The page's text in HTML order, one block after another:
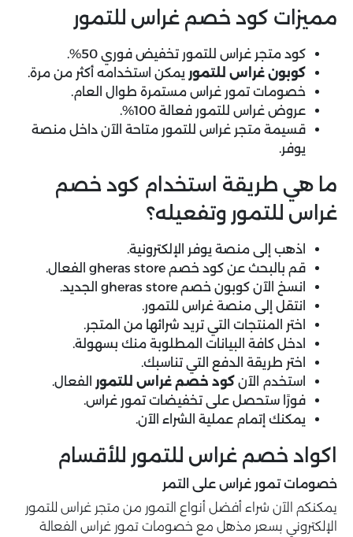
مميزات كود خصم غراس للتمور
كود متجر غراس للتمور تخفيض فوري 50%.
كوبون غراس للتمور يمكن استخدامه أكثر من مرة.
خصومات تمور غراس مستمرة طوال العام.
عروض غراس للتمور فعالة 100%.
قسيمة متجر غراس للتمور متاحة الآن داخل منصة
يوفر.
ما هي طريقة استخدام كود خصم
غراس للتمور وتفعيله؟
اذهب إلى منصة يوفر الإلكترونية.
قم بالبحث عن كود خصم gheras store الفعال.
انسخ الآن كوبون خصم gheras store الجديد.
انتقل إلى منصة غراس للتمور.
اختر المنتجات التي تريد شرائها من المتجر.
ادخل كافة البيانات المطلوبة منك بسهولة.
اختر طريقة الدفع التي تناسبك.
استخدم الآن كود خصم غراس للتمور
الفعال.
فورًا ستحصل على تخفيضات تمور غراس.
يمكنك إتمام عملية الشراء الآن.
اكواد خصم غراس للتمور للأقسام
خصومات تمور غراس على التمر
يمكنكم الآن شراء أفضل أنواع التمور من متجر غراس للتمور
الإلكتروني بسعر مذهل مع خصومات تمور غراس الفعالة